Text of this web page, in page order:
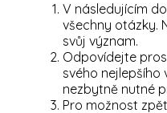
V následujícím
všechny otázky.
svůj význam.
Odpovídejte
svého nejlepšího
nezbytně nutné
Pro možnost